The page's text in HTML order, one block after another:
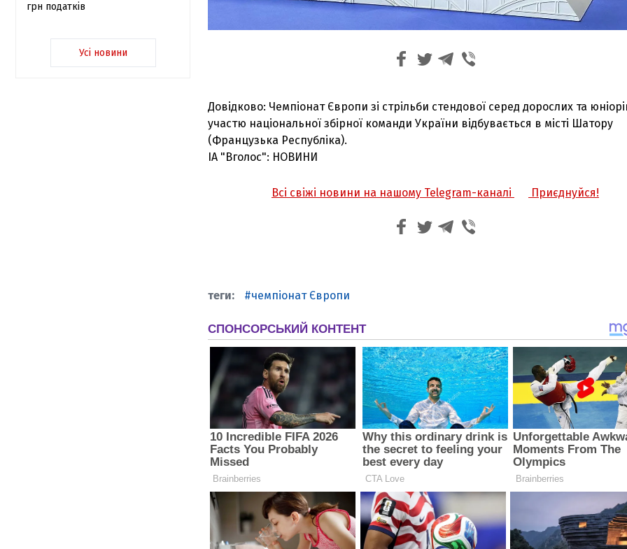
грн податків
Усі новини
Довідково: Чемпіонат Європи зі стрільби стендової серед дорослих та
участю національної збірної команди України відбувається в місті Шатору
(Французька Республіка).
ІА "Вголос": НОВИНИ
Всі свіжі новини на нашому Telegram-каналі Приєднуйся!
чемпіонат Європи